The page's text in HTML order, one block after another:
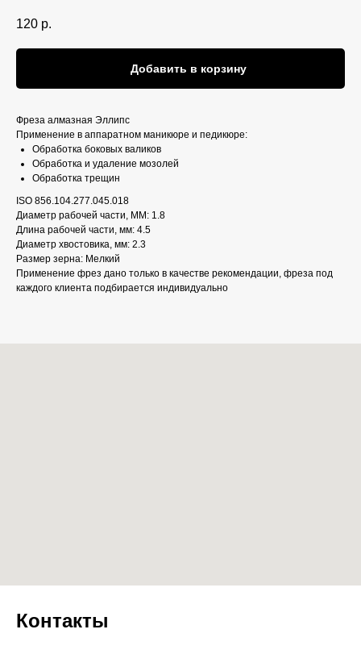
120 р.
Добавить в корзину
Фреза алмазная Эллипс
Применение в аппаратном маникюре и педикюре:
Обработка боковых валиков
Обработка и удаление мозолей
Обработка трещин
ISO 856.104.277.045.018
Диаметр рабочей части, ММ: 1.8
Длина рабочей части, мм: 4.5
Диаметр хвостовика, мм: 2.3
Размер зерна: Мелкий
Применение фрез дано только в качестве рекомендации, фреза под
каждого клиента подбирается индивидуально
Контакты